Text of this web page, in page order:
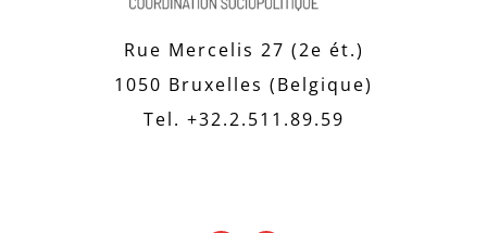
Rue Mercelis 27 (2e ét.)
1050 Bruxelles (Belgique)
Tel. +32.2.511.89.59